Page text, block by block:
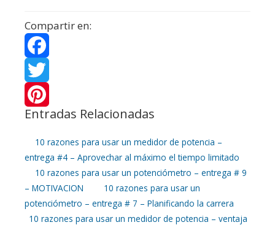
Compartir en:
F
a
c
o
o
T
w
t
e
P
t
e
Entradas Relacionadas
10 razones para usar un medidor de potencia –
entrega #4 – Aprovechar al máximo el tiempo limitado
10 razones para usar un potenciómetro – entrega # 9
– MOTIVACION
10 razones para usar un
potenciómetro – entrega # 7 – Planificando la carrera
10 razones para usar un medidor de potencia – ventaja